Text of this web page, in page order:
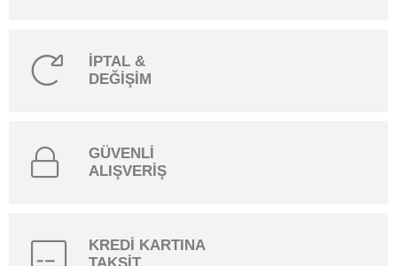
İPTAL &
DEĞİŞİM
GÜVENLİ
ALIŞVERİŞ
KREDİ KARTINA